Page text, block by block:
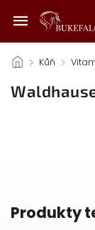
/ Kůň /
Produkty